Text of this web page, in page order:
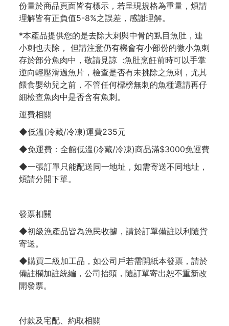
份量於商品頁面皆有標示，若呈現規格為重量，煩請
理解皆有正負值5-8%之誤差，感謝理解。
*本產品提供您的是去除大刺與中骨的虱目魚肚，連
小刺也去除， 但請注意仍有機會有小部份的微小魚刺
存於部分魚肉中，敬請見諒 :魚肚烹飪前時可以手掌
逆向輕壓滑過魚片，檢查是否有未挑除之魚刺，尤其
餵食嬰幼兒之前，不管任何標榜無刺的魚種還請再仔
細檢查魚肉中是否含有魚刺。
運費相關
◆低溫(冷藏/冷凍)運費235元
◆免運費：全館低溫(冷藏/冷凍)商品滿$3000免運費
◆一張訂單只能配送同一地址，如需寄送不同地址，
煩請分開下單。
發票相關
◆初級漁產品皆為漁民收據，請於訂單備註以利隨貨
寄送。
◆購買二級加工品，如公司戶若需開紙本發票，請於
備註欄加註統編，公司抬頭，隨訂單寄出恕不重新改
開發票。
付款及宅配、約取相關